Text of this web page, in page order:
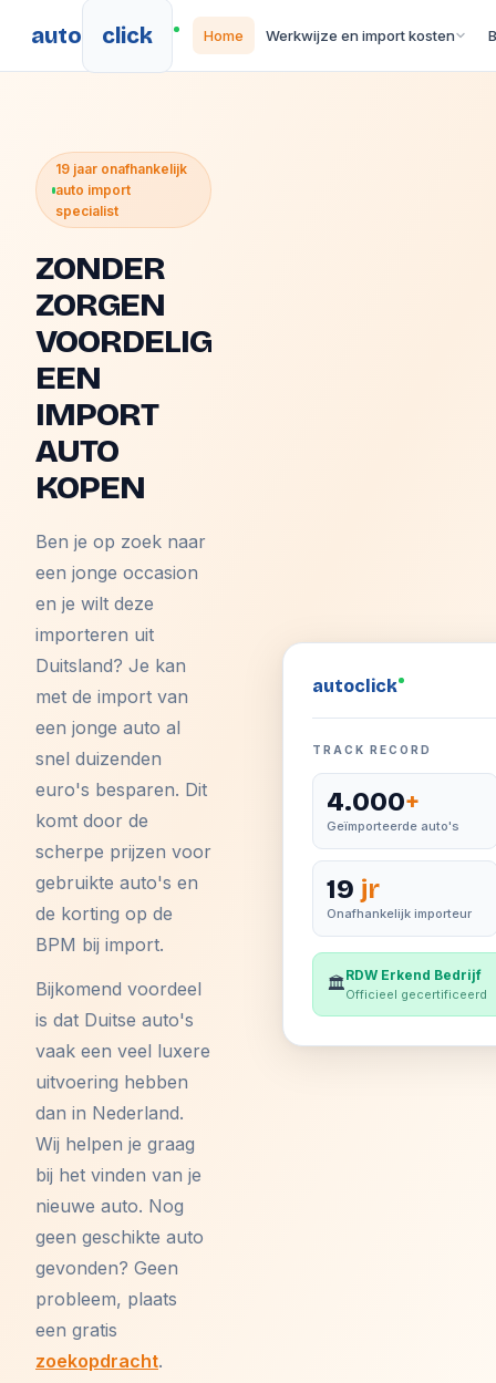
auto click Home Werkwijze en import kosten
19 jaar onafhankelijk
auto import
specialist
ZONDER
ZORGEN
VOORDELIG
EEN
IMPORT
AUTO
KOPEN
Ben je op zoek naar
een jonge occasion
en je wilt deze
importeren uit
Duitsland? Je kan
met de import van
een jonge auto al
snel duizenden
euro's besparen. Dit
komt door de
scherpe prijzen voor
gebruikte auto's en
de korting op de
BPM bij import.
Bijkomend voordeel
is dat Duitse auto's
vaak een veel luxere
uitvoering hebben
dan in Nederland.
Wij helpen je graag
bij het vinden van je
nieuwe auto. Nog
geen geschikte auto
gevonden? Geen
probleem, plaats
een gratis
zoekopdracht.
autoclick
TRACK RECORD
4.000+
Geïmporteerde auto's
19 jr
Onafhankelijk importeur
🏛️RDW Erkend Bedrijf
Officieel gecertificeerd